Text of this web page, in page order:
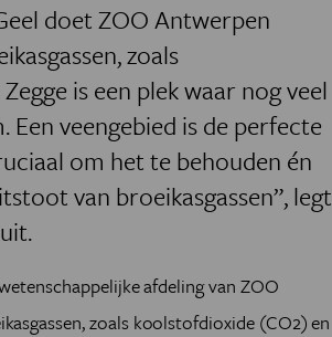
doet ZOO Antwerpen
zoals
is een plek waar nog veel
Een veengebied is de perfecte
om het te behouden én
van broeikasgassen”, legt
afdeling van ZOO
zoals koolstofdioxide (CO2) en